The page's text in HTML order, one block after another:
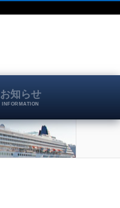
お知らせ
INFORMATION